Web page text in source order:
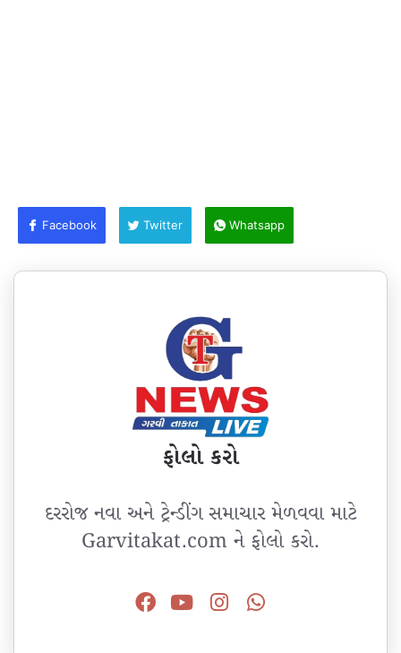
Facebook Twitter Whatsapp
ફોલો કરો
દરરોજ નવા અને ટ્રેન્ડીંગ સમાચાર મેળવવા માટે
Garvitakat.com ને ફોલો કરો.